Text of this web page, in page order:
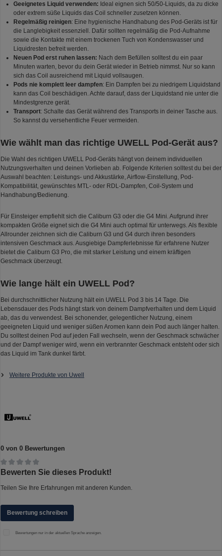
Geeignetes Liquid verwenden: Ideal eignen sich 50/50-Liquids, da zu dicke
oder extrem süße Liquids das Coil schneller zusetzen können.
Regelmäßig reinigen: Eine hygienische Handhabung des Pod-Geräts ist für
die Langlebigkeit essenziell. Dafür sollten regelmäßig die Pod-Aufnahme
sowie die Kontakte mit einem trockenen Tuch von Kondenswasser und
Liquidresten befreit werden.
Neuen Pod erst ruhen lassen: Nach dem Befüllen solltest du ein paar
Minuten warten, bevor du dein Gerät wieder in Betrieb nimmst. Nur so kann
sich das Coil ausreichend mit Liquid vollsaugen.
Pods nie komplett leer dampfen: Ein Dampfen bei zu niedrigem Liquidstand
kann das Coil beschädigen. Achte darauf, dass der Liquidstand nie unter die
Mindestgrenze gerät.
Transport: Schalte das Gerät während des Transports in deiner Tasche aus.
So kannst du versehentliche Feuer vermeiden.
Wie wählt man das richtige UWELL Pod-Gerät aus?
Die Wahl des richtigen UWELL Pod-Geräts hängt von deinem individuellen
Nutzungsverhalten und deinen Vorlieben ab. Folgende Kriterien solltest du bei der
Auswahl beachten: Leistungs- und Akkustärke, Airflow-Einstellung, Pod-
Kompatibilität, gewünschtes MTL- oder RDL-Dampfen, Coil-System und
Handhabung/Bedienung.
Für Einsteiger empfiehlt sich die Caliburn G3 oder die G4 Mini. Aufgrund ihrer
kompakten Größe eignet sich die G4 Mini auch optimal für unterwegs. Als flexible
Allrounder zeichnen sich die Caliburn G3 und G4 durch ihren besonders
intensiven Geschmack aus. Ausgiebige Dampferlebnisse für erfahrene Nutzer
bietet die Caliburn G3 Pro, die mit starker Leistung und einem kräftigen
Geschmack überzeugt.
Wie lange hält ein UWELL Pod?
Bei durchschnittlicher Nutzung hält ein UWELL Pod 3 bis 14 Tage. Die
Lebensdauer des Pods hängt stark von deinem Dampfverhalten und dem Liquid
ab, das du verwendest. Bei schonender, gelegentlicher Nutzung, einem
geeigneten Liquid und weniger süßen Aromen kann dein Pod auch länger halten.
Du solltest deinen Pod auf jeden Fall wechseln, wenn der Geschmack schwächer
und der Dampf weniger wird, wenn ein verbrannter Geschmack entsteht oder sich
das Liquid im Tank dunkel färbt.
Weitere Produkte von Uwell
0 von 0 Bewertungen
Durchschnittliche Bewertung von 0 von 5 Sternen
Bewerten Sie dieses Produkt!
Teilen Sie Ihre Erfahrungen mit anderen Kunden.
Bewertung schreiben
Bewertungen nur in der aktuellen Sprache anzeigen.